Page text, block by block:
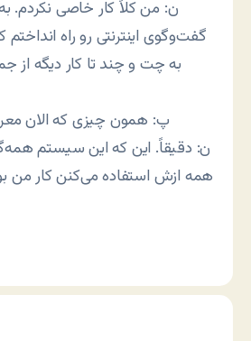
ن: من کلاً کار خاصی نکردم.
گفت‌وگوی اینترنتی رو راه
به چت و چند تا کار دیگه از
پ: همون چیزی که الان
ن: دقیقاً. این که این سیستم
همه ازش استفاده می‌کنن کار من